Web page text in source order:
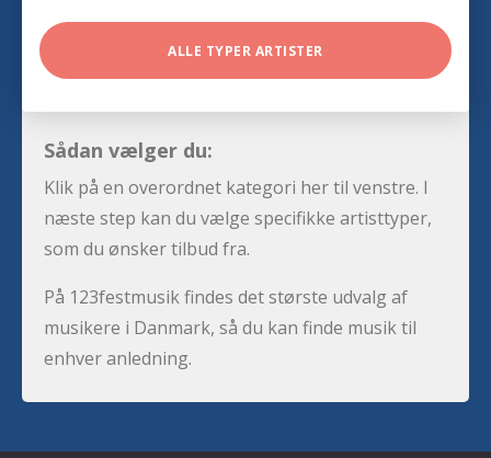
ALLE TYPER ARTISTER
Sådan vælger du:
Klik på en overordnet kategori her til venstre. I
næste step kan du vælge specifikke artisttyper,
som du ønsker tilbud fra.
På 123festmusik findes det største udvalg af
musikere i Danmark, så du kan finde musik til
enhver anledning.